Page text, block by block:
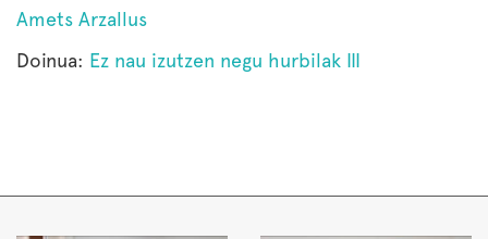
Amets Arzallus
Doinua: Ez nau izutzen negu hurbilak III